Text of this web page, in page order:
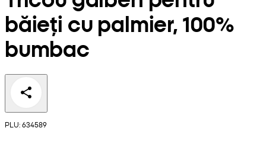
băieți cu palmier, 100%
bumbac
PLU: 634589